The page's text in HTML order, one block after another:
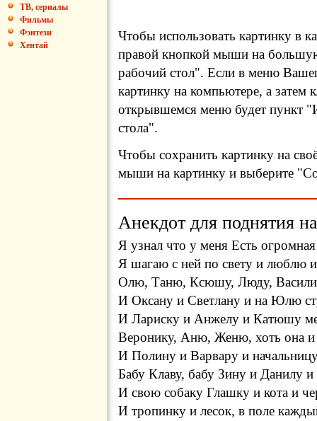
ТВ, сериалы
Фильмы
Фэнтези
Хентай
Чтобы использовать картинку в
правой кнопкой мыши на
рабочий стол". Если в меню
картинку на компьютере, а затем
открывшемся меню будет пункт
стола".
Чтобы сохранить картинку на
мыши на картинку и выберите
Анекдот для поднятия
Я узнал что у меня Есть
Я шагаю с ней по свету и люблю
Олю, Таню, Ксюшу, Люду,
И Оксану и Светлану и на Юлю
И Лариску и Анжелу и Катюшу
Веронику, Аню, Женю, хоть она и
И Полину и Варвару и
Бабу Клаву, бабу Зину и Данилу и
И свою собаку Глашку и кота и
И тропинку и лесок, в поле